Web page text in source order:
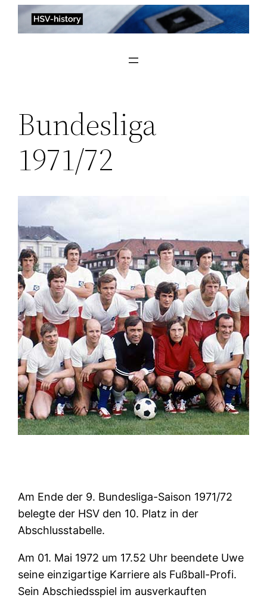
Zum
Inhalt
Bundesliga
1971/72
Am Ende der 9. Bundesliga-Saison 1971/72
belegte der HSV den 10. Platz in der
Abschlusstabelle.
Am 01. Mai 1972 um 17.52 Uhr beendete Uwe
seine einzigartige Karriere als Fußball-Profi.
Sein Abschiedsspiel im ausverkauften